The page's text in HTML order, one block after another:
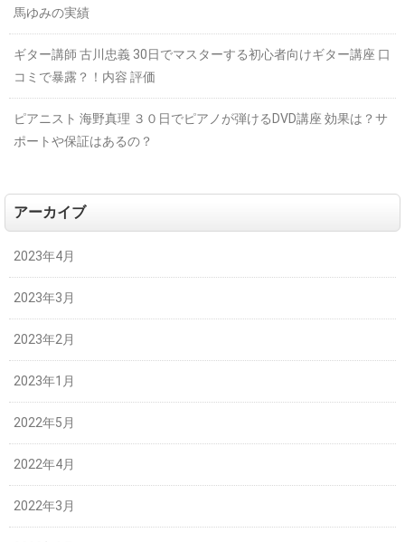
馬ゆみの実績
ギター講師 古川忠義 30日でマスターする初心者向けギター講座 口
コミで暴露？！内容 評価
ピアニスト 海野真理 ３０日でピアノが弾けるDVD講座 効果は？サ
ポートや保証はあるの？
アーカイブ
2023年4月
2023年3月
2023年2月
2023年1月
2022年5月
2022年4月
2022年3月